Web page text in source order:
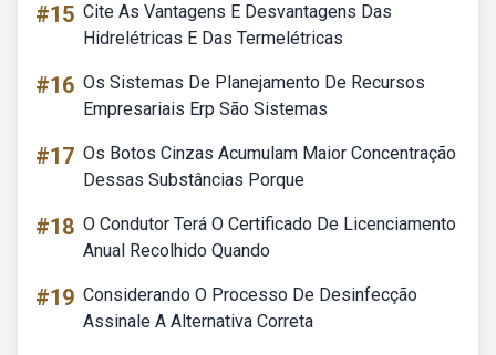
#15 Cite As Vantagens E Desvantagens Das
Hidrelétricas E Das Termelétricas
#16 Os Sistemas De Planejamento De Recursos
Empresariais Erp São Sistemas
#17 Os Botos Cinzas Acumulam Maior Concentração
Dessas Substâncias Porque
#18 O Condutor Terá O Certificado De Licenciamento
Anual Recolhido Quando
#19 Considerando O Processo De Desinfecção
Assinale A Alternativa Correta